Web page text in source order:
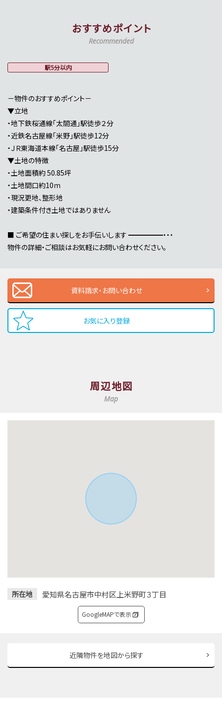
おすすめポイント
Recommended
駅5分以内
－物件のおすすめポイント－
▼立地
・地下鉄桜通線「太閤通」駅徒歩２分
・近鉄名古屋線「米野」駅徒歩12分
・ＪＲ東海道本線「名古屋」駅徒歩15分
▼土地の特徴
・土地面積約 50.85坪
・土地間口約10ｍ
・現況更地、整形地
・建築条件付き土地ではありません
■ ご希望の住まい探しをお手伝いします ━━━━━・・・
物件の詳細・ご相談はお気軽にお問い合わせください。
資料請求・お問い合わせ
お気に入り登録
周辺地図
Map
所在地 愛知県名古屋市中村区上米野町３丁目
GoogleMAPで表示
近隣物件を地図から探す